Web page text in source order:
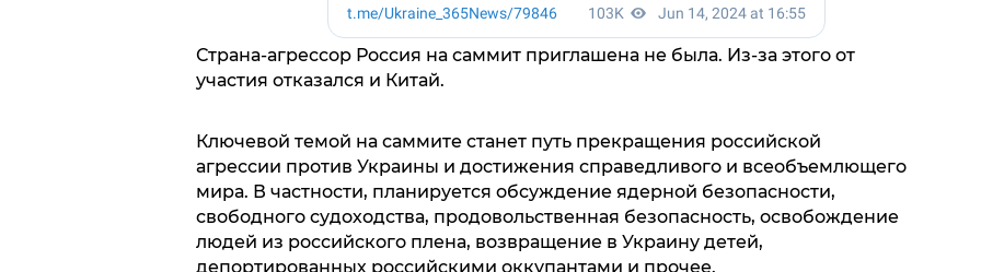
Страна-агрессор Россия на саммит приглашена не была. Из-за этого от
участия отказался и Китай.
Ключевой темой на саммите станет путь прекращения российской
агрессии против Украины и достижения справедливого и всеобъемлющего
мира. В частности, планируется обсуждение ядерной безопасности,
свободного судоходства, продовольственная безопасность, освобождение
людей из российского плена, возвращение в Украину детей,
депортированных российскими оккупантами и прочее.